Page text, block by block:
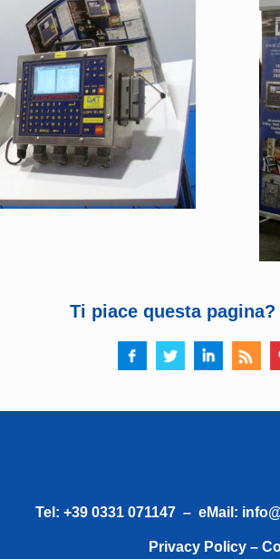
Ti piace questa
Tel: +39 0331 071147– eMail:
Privacy Policy –